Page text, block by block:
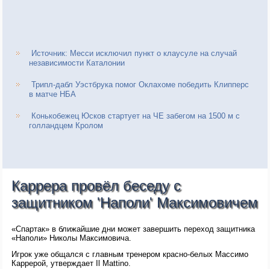
Источник: Месси исключил пункт о клаусуле на случай
независимости Каталонии
Трипл-дабл Уэстбрука помог Оклахоме победить Клипперс
в матче НБА
Конькобежец Юсков стартует на ЧЕ забегом на 1500 м с
голландцем Кролом
Каррера провёл беседу с
защитником 'Наполи' Максимовичем
«Спартак» в ближайшие дни может завершить переход защитника
«Наполи» Николы Максимовича.
Игрок уже общался с главным тренером красно-белых Массимо
Каррерой, утверждает Il Mattino.